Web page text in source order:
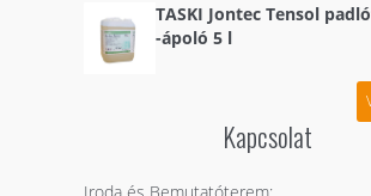
TASKI Jontec Tensol
-ápoló 5 l
Kapcsolat